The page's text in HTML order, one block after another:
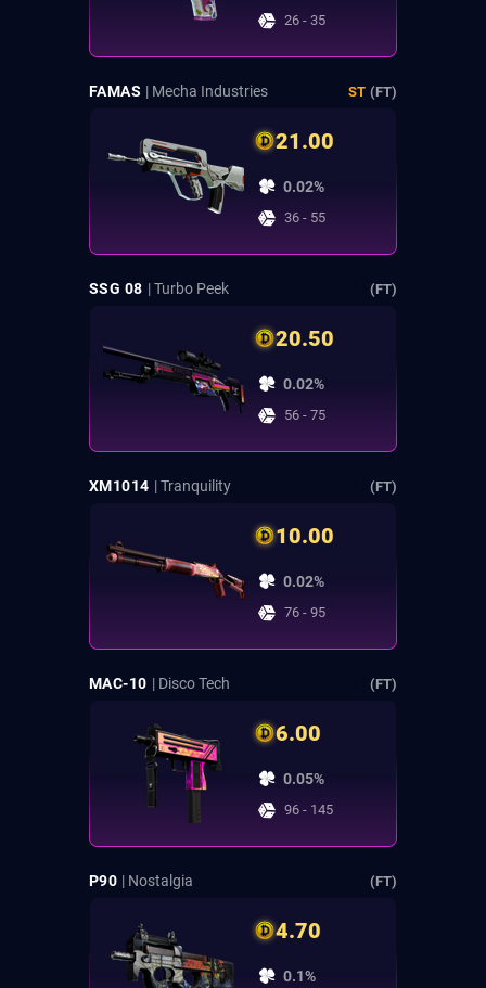
26 - 35
FAMAS | Mecha Industries ST (FT)
21.00
0.02%
36 - 55
SSG 08 | Turbo Peek (FT)
20.50
0.02%
56 - 75
XM1014 | Tranquility (FT)
10.00
0.02%
76 - 95
MAC-10 | Disco Tech (FT)
6.00
0.05%
96 - 145
P90 | Nostalgia (FT)
4.70
0.1%